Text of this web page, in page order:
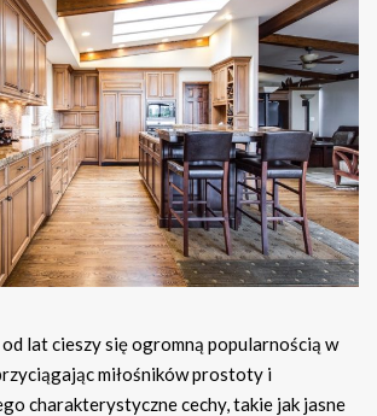
lat cieszy się ogromną popularnością w
miłośników prostoty i
charakterystyczne cechy, takie jak jasne